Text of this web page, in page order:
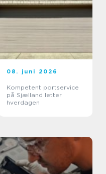
08. juni 2026
Kompetent portservice
på Sjælland letter
hverdagen